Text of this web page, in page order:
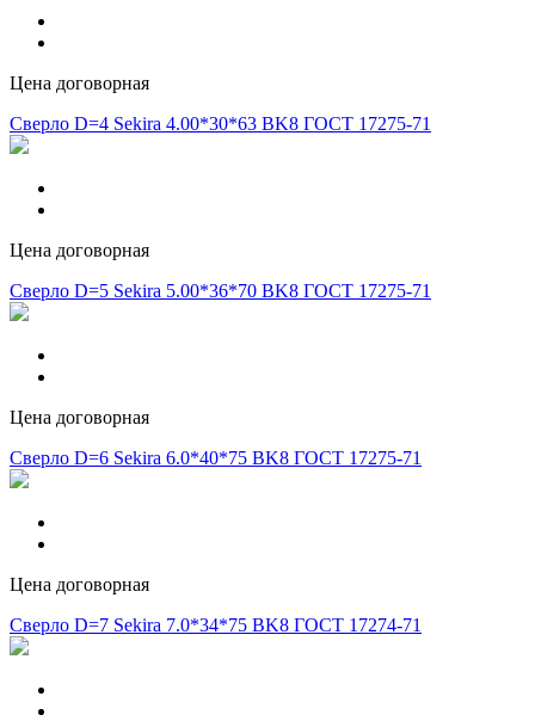
Цена договорная
Сверло D=4 Sekira 4.00*30*63 BK8 ГОСТ 17275-71
Цена договорная
Сверло D=5 Sekira 5.00*36*70 BK8 ГОСТ 17275-71
Цена договорная
Сверло D=6 Sekira 6.0*40*75 BK8 ГОСТ 17275-71
Цена договорная
Сверло D=7 Sekira 7.0*34*75 BK8 ГОСТ 17274-71